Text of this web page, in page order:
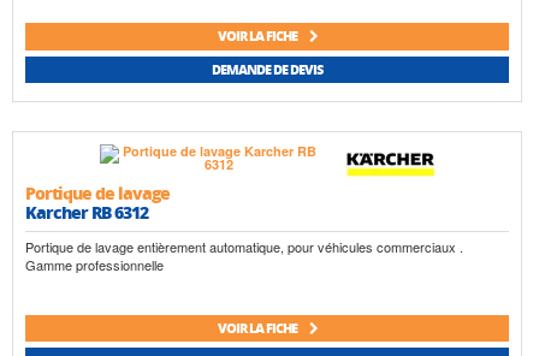
VOIR LA FICHE
DEMANDE DE DEVIS
Portique de lavage
Karcher RB 6312
Portique de lavage entièrement automatique, pour véhicules commerciaux .
Gamme professionnelle
VOIR LA FICHE